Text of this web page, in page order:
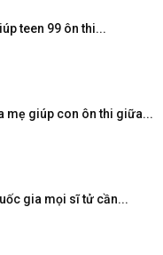
teen 99 ôn thi...
mẹ giúp con ôn thi giữa...
gia mọi sĩ tử cần...